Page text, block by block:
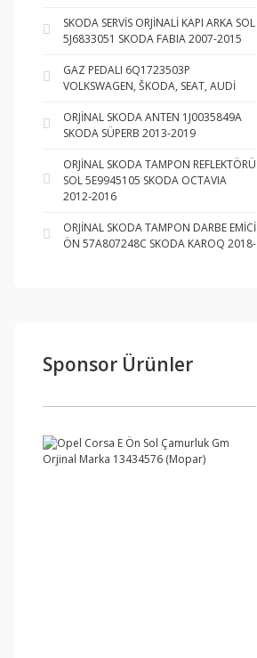
SKODA SERVİS ORJİNALİ KAPI ARKA SOL
5J6833051 SKODA FABIA 2007-2015
GAZ PEDALI 6Q1723503P
VOLKSWAGEN, ŠKODA, SEAT, AUDİ
ORJİNAL SKODA ANTEN 1J0035849A
SKODA SÜPERB 2013-2019
ORJİNAL SKODA TAMPON REFLEKTÖRÜ
SOL 5E9945105 SKODA OCTAVIA
2012-2016
ORJİNAL SKODA TAMPON DARBE EMİCİ
ÖN 57A807248C SKODA KAROQ 2018-
Sponsor Ürünler